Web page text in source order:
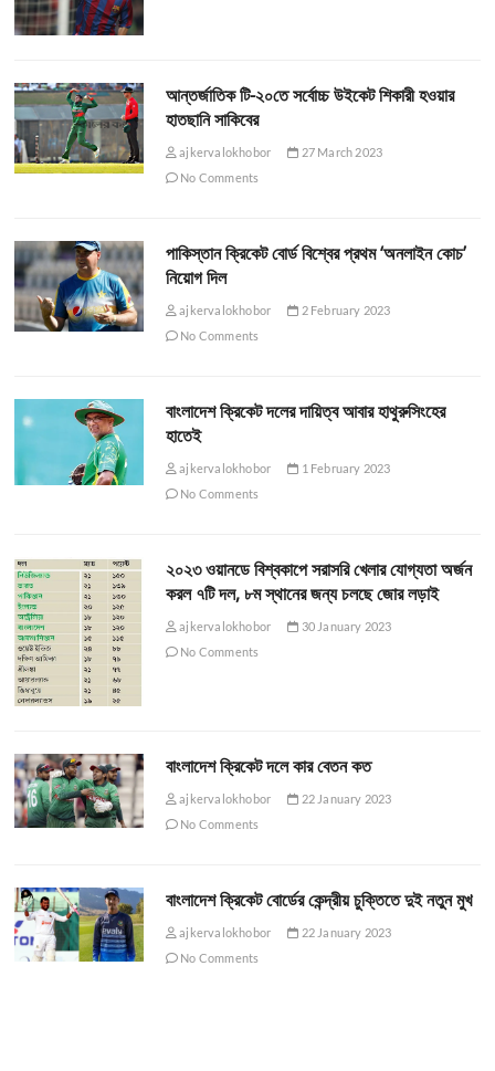
আন্তর্জাতিক টি-২০তে সর্বোচ্চ উইকেট শিকারী হওয়ার
হাতছানি সাকিবের
ajkervalokhobor
27 March 2023
No Comments
পাকিস্তান ক্রিকেট বোর্ড বিশ্বের প্রথম ‘অনলাইন কোচ’
নিয়োগ দিল
ajkervalokhobor
2 February 2023
No Comments
বাংলাদেশ ক্রিকেট দলের দায়িত্ব আবার হাথুরুসিংহের
হাতেই
ajkervalokhobor
1 February 2023
No Comments
২০২৩ ওয়ানডে বিশ্বকাপে সরাসরি খেলার যোগ্যতা অর্জন
করল ৭টি দল, ৮ম স্থানের জন্য চলছে জোর লড়াই
ajkervalokhobor
30 January 2023
No Comments
বাংলাদেশ ক্রিকেট দলে কার বেতন কত
ajkervalokhobor
22 January 2023
No Comments
বাংলাদেশ ক্রিকেট বোর্ডের কেন্দ্রীয় চুক্তিতে দুই নতুন মুখ
ajkervalokhobor
22 January 2023
No Comments